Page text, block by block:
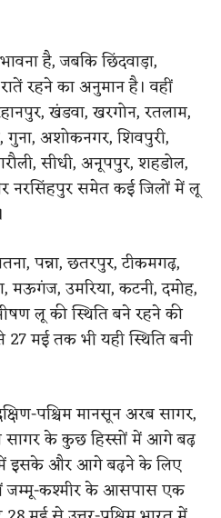
है, जबकि छिंदवाड़ा,
रहने का अनुमान है। वहीं
खंडवा, खरगोन, रतलाम,
अशोकनगर, शिवपुरी,
सीधी, अनूपपुर, शहडोल,
नरसिंहपुर समेत कई जिलों में लू
पन्ना, छतरपुर, टीकमगढ़,
मऊगंज, उमरिया, कटनी, दमोह,
लू की स्थिति बने रहने की
मई तक भी यही स्थिति बनी
पश्चिम मानसून अरब सागर,
सागर के कुछ हिस्सों में आगे बढ़
इसके और आगे बढ़ने के लिए
जम्मू-कश्मीर के आसपास एक